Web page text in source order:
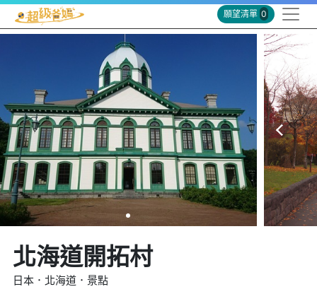
願望清單 0
北海道開拓村
日本．北海道．景點